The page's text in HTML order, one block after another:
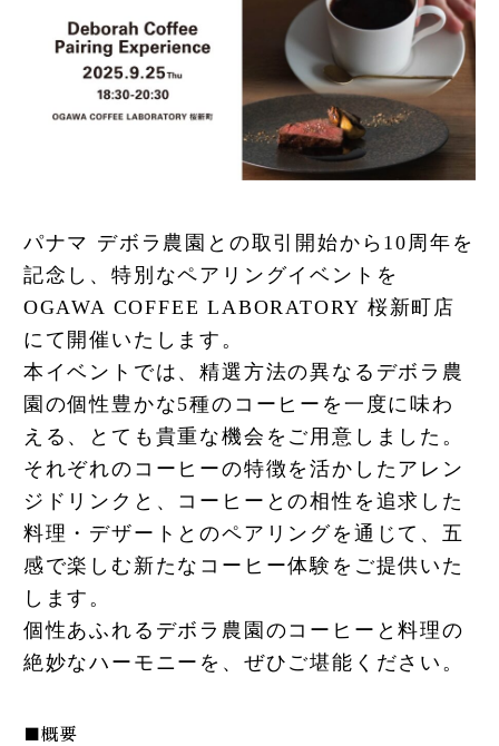
パナマ デボラ農園との取引開始から10周年を
記念し、特別なペアリングイベントを
OGAWA COFFEE LABORATORY 桜新町店
にて開催いたします。
本イベントでは、精選方法の異なるデボラ農
園の個性豊かな5種のコーヒーを一度に味わ
える、とても貴重な機会をご用意しました。
それぞれのコーヒーの特徴を活かしたアレン
ジドリンクと、コーヒーとの相性を追求した
料理・デザートとのペアリングを通じて、五
感で楽しむ新たなコーヒー体験をご提供いた
します。
個性あふれるデボラ農園のコーヒーと料理の
絶妙なハーモニーを、ぜひご堪能ください。
■概要